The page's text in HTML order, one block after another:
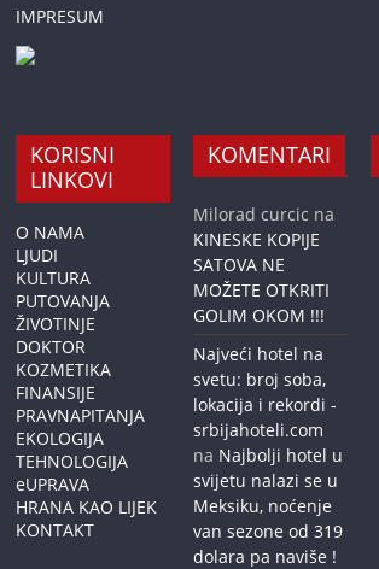
IMPRESUM
KORISNI
LINKOVI
O NAMA
LJUDI
KULTURA
PUTOVANJA
ŽIVOTINJE
DOKTOR
KOZMETIKA
FINANSIJE
PRAVNAPITANJA
EKOLOGIJA
TEHNOLOGIJA
eUPRAVA
HRANA KAO LIJEK
KONTAKT
KOMENTARI
Milorad curcic na
KINESKE KOPIJE
SATOVA NE
MOŽETE OTKRITI
GOLIM OKOM !!!
Najveći hotel na
svetu: broj soba,
lokacija i rekordi -
srbijahoteli.com
na Najbolji hotel u
svijetu nalazi se u
Meksiku, noćenje
van sezone od 319
dolara pa naviše !